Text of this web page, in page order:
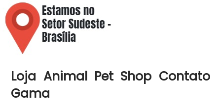
Loja Animal Pet Shop Contato
Gama